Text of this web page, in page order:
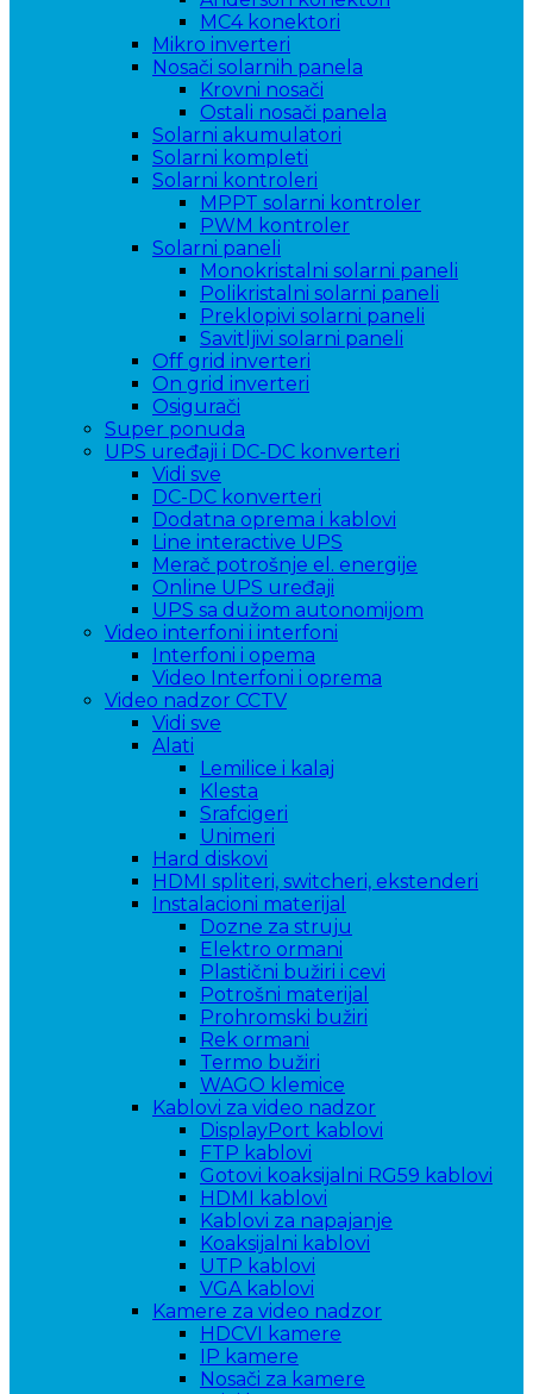
MC4 konektori
Mikro inverteri
Nosači solarnih panela
Krovni nosači
Ostali nosači panela
Solarni akumulatori
Solarni kompleti
Solarni kontroleri
MPPT solarni kontroler
PWM kontroler
Solarni paneli
Monokristalni solarni paneli
Polikristalni solarni paneli
Preklopivi solarni paneli
Savitljivi solarni paneli
Off grid inverteri
On grid inverteri
Osigurači
Super ponuda
UPS uređaji i DC-DC konverteri
Vidi sve
DC-DC konverteri
Dodatna oprema i kablovi
Line interactive UPS
Merač potrošnje el. energije
Online UPS uređaji
UPS sa dužom autonomijom
Video interfoni i interfoni
Interfoni i opema
Video Interfoni i oprema
Video nadzor CCTV
Vidi sve
Alati
Lemilice i kalaj
Klesta
Srafcigeri
Unimeri
Hard diskovi
HDMI spliteri, switcheri, ekstenderi
Instalacioni materijal
Dozne za struju
Elektro ormani
Plastični bužiri i cevi
Potrošni materijal
Prohromski bužiri
Rek ormani
Termo bužiri
WAGO klemice
Kablovi za video nadzor
DisplayPort kablovi
FTP kablovi
Gotovi koaksijalni RG59 kablovi
HDMI kablovi
Kablovi za napajanje
Koaksijalni kablovi
UTP kablovi
VGA kablovi
Kamere za video nadzor
HDCVI kamere
IP kamere
Nosači za kamere